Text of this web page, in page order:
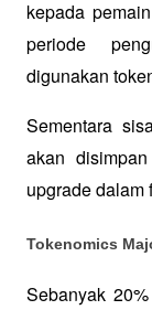
kepada
periode
digunakan
Sementara
akan
upgrade dalam
Tokenomics
Sebanyak